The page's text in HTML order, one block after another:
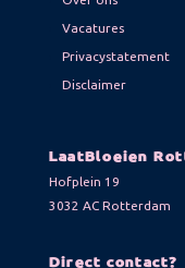
Vacatures
Privacystatement
Disclaimer
LaatBloeien
Hofplein 19
3032 AC Rotterdam
Direct contact?